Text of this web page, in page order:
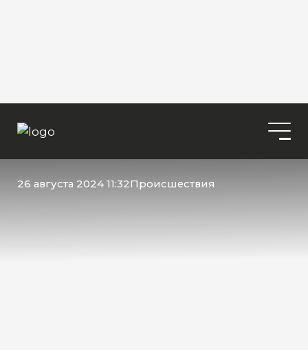
26 августа 2024 11:32Происшествия